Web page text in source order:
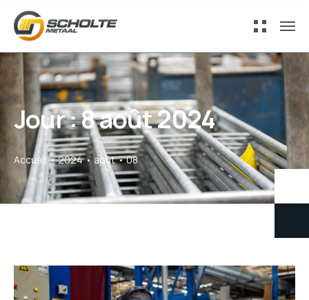
Jour :8 août 2024
Accueil 2024 août 08